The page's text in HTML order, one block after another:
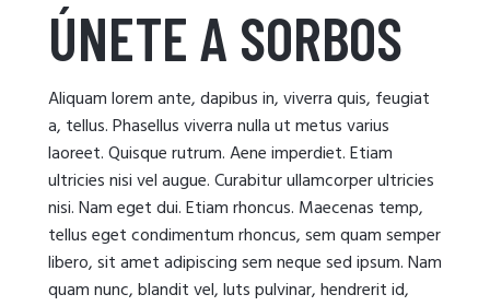
ÚNETE A SORBOS
Aliquam lorem ante, dapibus in, viverra quis, feugiat
a, tellus. Phasellus viverra nulla ut metus varius
laoreet. Quisque rutrum. Aene imperdiet. Etiam
ultricies nisi vel augue. Curabitur ullamcorper ultricies
nisi. Nam eget dui. Etiam rhoncus. Maecenas temp,
tellus eget condimentum rhoncus, sem quam semper
libero, sit amet adipiscing sem neque sed ipsum. Nam
quam nunc, blandit vel, luts pulvinar, hendrerit id,